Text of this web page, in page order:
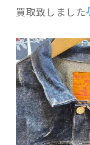
買取致しました